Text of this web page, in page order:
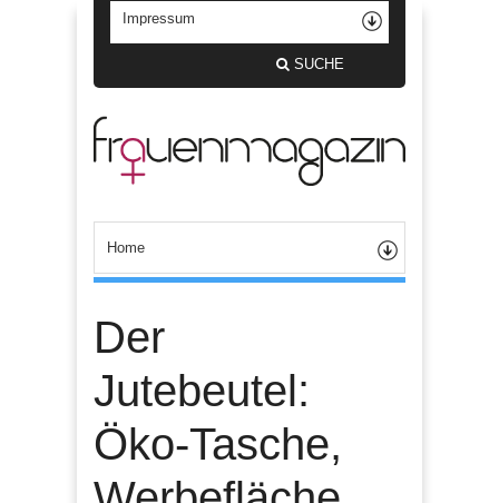
SUCHE
Der
Jutebeutel:
Öko-Tasche,